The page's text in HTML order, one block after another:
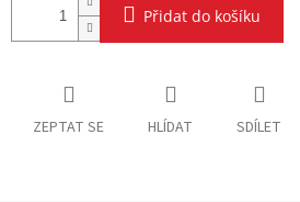
Přidat do košíku
ZEPTAT SE HLÍDAT SDÍLET